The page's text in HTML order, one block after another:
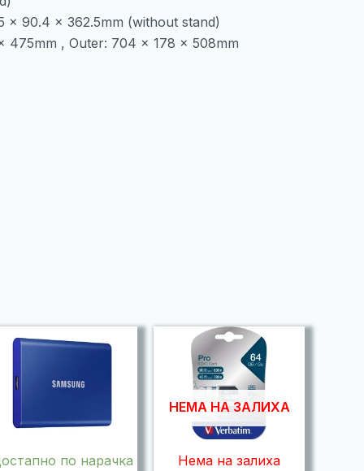
x 90.4 x 362.5mm (without stand)
475mm , Outer: 704 x 178 x 508mm
по нарачка
НЕМА НА ЗАЛИХА
Нема на залиха